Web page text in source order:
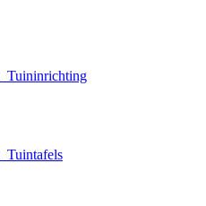
Tuininrichting
Tuintafels